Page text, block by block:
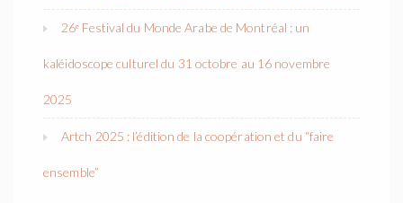
26ᵉ Festival du Monde Arabe de Montréal : un
kaléidoscope culturel du 31 octobre au 16 novembre
2025
Artch 2025 : l’édition de la coopération et du “faire
ensemble”